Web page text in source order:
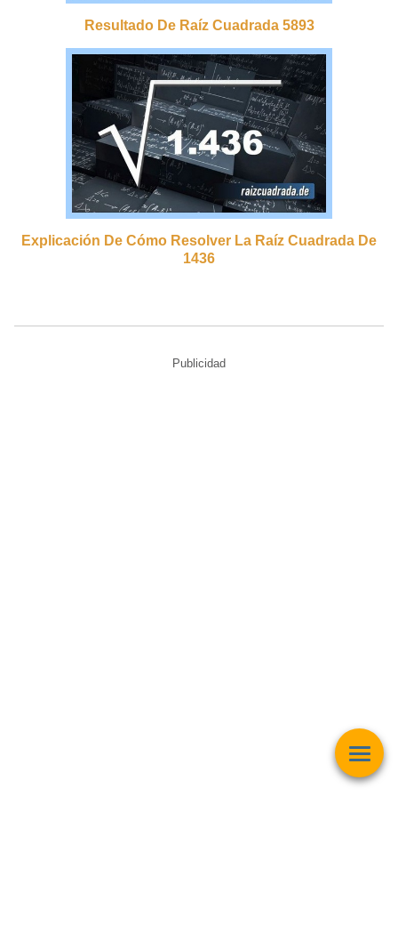
Resultado De Raíz Cuadrada 5893
Explicación De Cómo Resolver La Raíz Cuadrada De
1436
Publicidad